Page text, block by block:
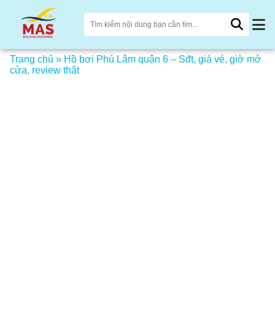
Trang chủ » Hồ bơi Phú Lâm quận 6 – Sđt, giá vé, giờ mở
cửa, review thật